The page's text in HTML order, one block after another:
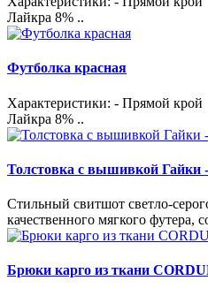
Лайкра 8% ..
Футболка красная
Характеристики: - Прямой
Лайкра 8% ..
Толстовка с вышивкой
Стильный свитшот светло-
качественного мягкого футера,
Брюки карго из ткани